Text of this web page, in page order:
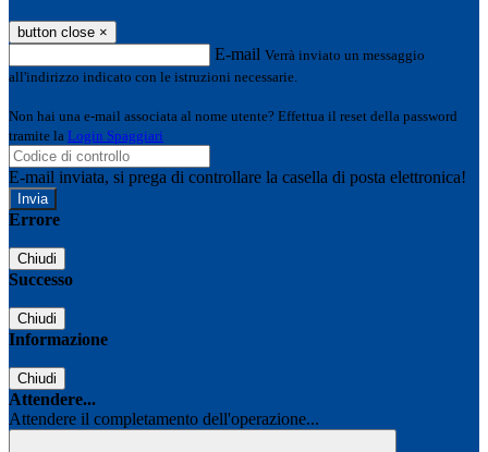
button close ×
E-mail Verrà inviato un messaggio
all'indirizzo indicato con le istruzioni necessarie.
Non hai una e-mail associata al nome utente? Effettua il reset della password
tramite la Login Spaggiari
E-mail inviata, si prega di controllare la casella di posta elettronica!
Errore
Chiudi
Successo
Chiudi
Informazione
Chiudi
Attendere...
Attendere il completamento dell'operazione...